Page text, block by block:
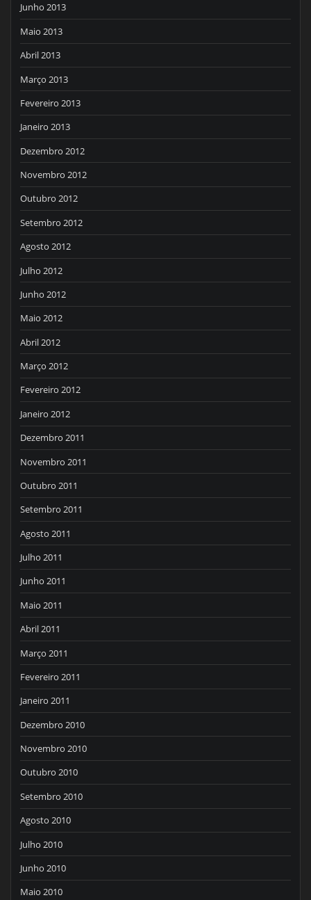
Junho 2013
Maio 2013
Abril 2013
Março 2013
Fevereiro 2013
Janeiro 2013
Dezembro 2012
Novembro 2012
Outubro 2012
Setembro 2012
Agosto 2012
Julho 2012
Junho 2012
Maio 2012
Abril 2012
Março 2012
Fevereiro 2012
Janeiro 2012
Dezembro 2011
Novembro 2011
Outubro 2011
Setembro 2011
Agosto 2011
Julho 2011
Junho 2011
Maio 2011
Abril 2011
Março 2011
Fevereiro 2011
Janeiro 2011
Dezembro 2010
Novembro 2010
Outubro 2010
Setembro 2010
Agosto 2010
Julho 2010
Junho 2010
Maio 2010